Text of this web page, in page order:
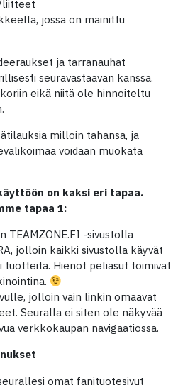
liitteet
jossa on mainittu
ja tarranauhat
seuravastaavan kanssa.
eikä niitä ole hinnoiteltu
milloin tahansa, ja
voidaan muokata
on kaksi eri tapaa.
tapaa 1:
TEAMZONE.FI -sivustolla
jolloin kaikki sivustolla käyvät
tuotteita. Hienot peliasut toimivat
jolloin vain linkin omaavat
Seuralla ei siten ole näkyvää
verkkokaupan navigaatiossa.
omat fanituotesivut